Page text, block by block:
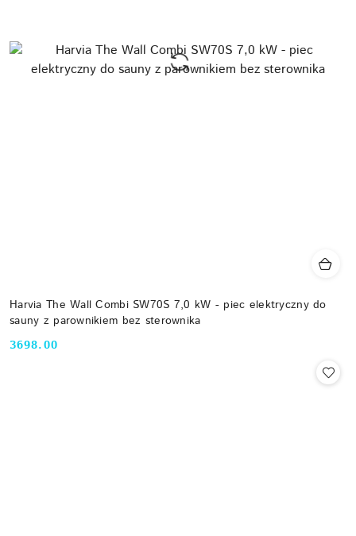
Harvia The Wall Combi SW70S 7,0 kW - piec elektryczny do
sauny z parownikiem bez sterownika
Cena:
3698.00